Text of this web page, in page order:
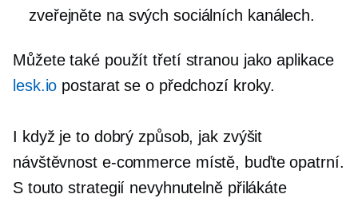
zveřejněte na svých sociálních kanálech.
Můžete také použíttřetí stranou jako aplikace
lesk.io postarat se o předchozí kroky.
I když je to dobrý způsob, jak zvýšit
návštěvnost e-commercemístě, buďte opatrní.
S touto strategií nevyhnutelně přilákáte